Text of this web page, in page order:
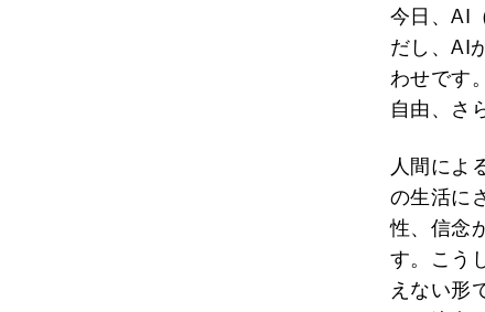
今日、AI
だし、AI
わせです
自由、さ
人間によ
の生活に
性、信念
す。こう
えない形